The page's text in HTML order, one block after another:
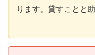
ります。貸すことと